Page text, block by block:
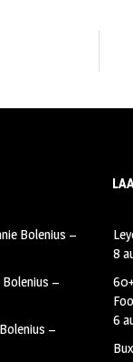
Bolenius –
Bolenius –
–
8
6